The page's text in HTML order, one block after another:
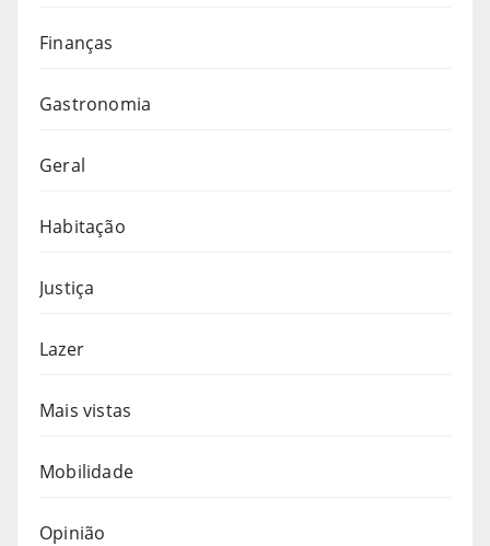
Finanças
Gastronomia
Geral
Habitação
Justiça
Lazer
Mais vistas
Mobilidade
Opinião